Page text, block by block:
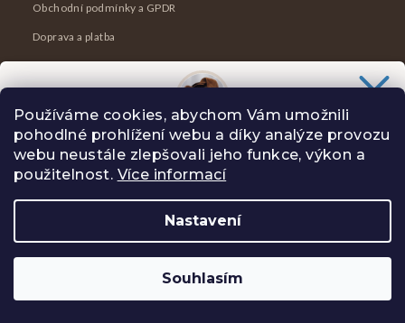
Používáme cookies, abychom Vám umožnili
pohodlné prohlížení webu a díky analýze provozu
webu neustále zlepšovali jeho funkce, výkon a
použitelnost. Více informací
Nastavení
Souhlasím
+
−
Obchodní podmínky a GPDR
Doprava a platba
Blog
Ceník krejčovských úprav ✂️
KONTAKT
Chceš slevu 100 Kč na svůj nákup?
Slibuji Ti na psí uši, že Tě nebudu spamovat zbytečnostmi.
ANO, CHCI
Zásady zpracování osobních údajů